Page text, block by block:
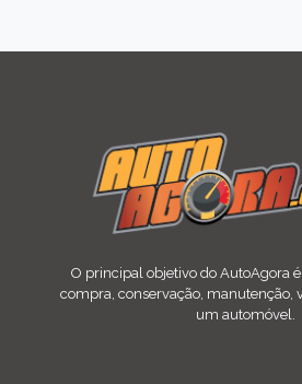
O principal objetivo do AutoAgora
compra, conservação, manutenção,
um automóvel.